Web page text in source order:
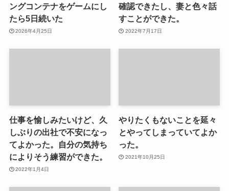
ングコンテナをゲームにし
たら5日続いた
2026年4月25日
確認できたし、妻と色々話
すことができた。
2022年7月17日
仕事を愉しみたいけど、久
しぶりの出社で不安になっ
てよかった。自分の気持ち
によりそう練習ができた。
2022年1月4日
やりたくもないことを延々
とやってしまっていてよか
った。
2021年10月25日